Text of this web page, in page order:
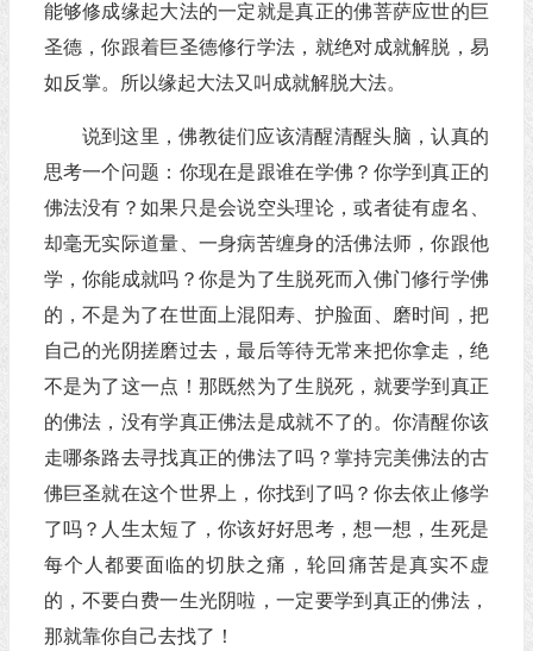
能够修成缘起大法的一定就是真正的佛菩萨应世的巨
圣德，你跟着巨圣德修行学法，就绝对成就解脱，易
如反掌。所以缘起大法又叫成就解脱大法。
说到这里，佛教徒们应该清醒清醒头脑，认真的
思考一个问题：你现在是跟谁在学佛？你学到真正的
佛法没有？如果只是会说空头理论，或者徒有虚名、
却毫无实际道量、一身病苦缠身的活佛法师，你跟他
学，你能成就吗？你是为了生脱死而入佛门修行学佛
的，不是为了在世面上混阳寿、护脸面、磨时间，把
自己的光阴搓磨过去，最后等待无常来把你拿走，绝
不是为了这一点！那既然为了生脱死，就要学到真正
的佛法，没有学真正佛法是成就不了的。你清醒你该
走哪条路去寻找真正的佛法了吗？掌持完美佛法的古
佛巨圣就在这个世界上，你找到了吗？你去依止修学
了吗？人生太短了，你该好好思考，想一想，生死是
每个人都要面临的切肤之痛，轮回痛苦是真实不虚
的，不要白费一生光阴啦，一定要学到真正的佛法，
那就靠你自己去找了！